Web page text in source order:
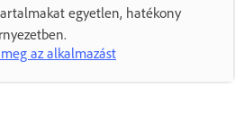
egyetlen, hatékony
az alkalmazást